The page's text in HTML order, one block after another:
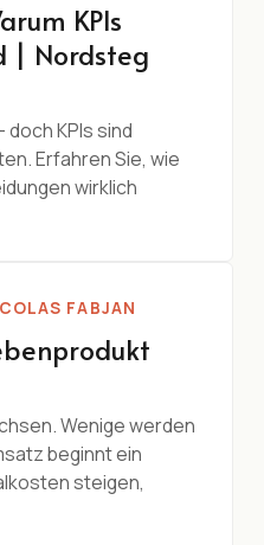
KPIs
| Nordsteg
KPIs sind
Erfahren Sie, wie
wirklich
FABJAN
Wenige werden
beginnt ein
steigen,